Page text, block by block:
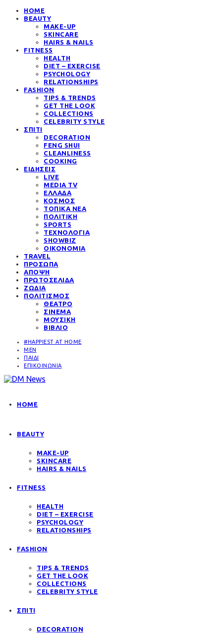
HOME
BEAUTY
MAKE-UP
SKINCARE
HAIRS & NAILS
FITNESS
HEALTH
DIET – EXERCISE
PSYCHOLOGY
RELATIONSHIPS
FASHION
TIPS & TRENDS
GET THE LOOK
COLLECTIONS
CELEBRITY STYLE
ΣΠΙΤΙ
DECORATION
FENG SHUI
CLEANLINESS
COOKING
ΕΙΔΗΣΕΙΣ
LIVE
MEDIA TV
ΕΛΛΑΔΑ
ΚΟΣΜΟΣ
ΤΟΠΙΚΑ ΝΕΑ
ΠΟΛΙΤΙΚΗ
SPORTS
ΤΕΧΝΟΛΟΓΙΑ
SHOWBIZ
ΟΙΚΟΝΟΜΙΑ
TRAVEL
ΠΡΟΣΩΠΑ
ΑΠΟΨΗ
ΠΡΩΤΟΣΕΛΙΔΑ
ΖΩΔΙΑ
ΠΟΛΙΤΙΣΜΟΣ
ΘΕΑΤΡΟ
ΣΙΝΕΜΑ
ΜΟΥΣΙΚΗ
ΒΙΒΛΙΟ
#HAPPIEST AT HOME
MEN
ΠΑΙΔΙ
ΕΠΙΚΟΙΝΩΝΙΑ
HOME
BEAUTY
MAKE-UP
SKINCARE
HAIRS & NAILS
FITNESS
HEALTH
DIET – EXERCISE
PSYCHOLOGY
RELATIONSHIPS
FASHION
TIPS & TRENDS
GET THE LOOK
COLLECTIONS
CELEBRITY STYLE
ΣΠΙΤΙ
DECORATION